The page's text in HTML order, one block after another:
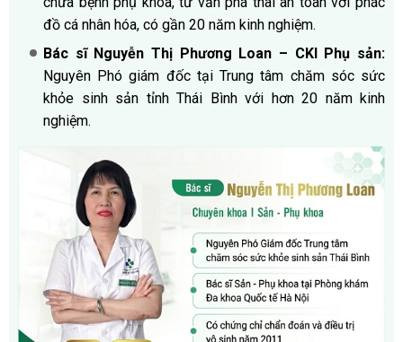
đồ cá nhân hóa, có gần 20 năm kinh nghiệm.
Bác sĩ Nguyễn Thị Phương Loan – CKI Phụ sản:
Nguyên Phó giám đốc tại Trung tâm chăm sóc sức
khỏe sinh sản tỉnh Thái Bình với hơn 20 năm kinh
nghiệm.